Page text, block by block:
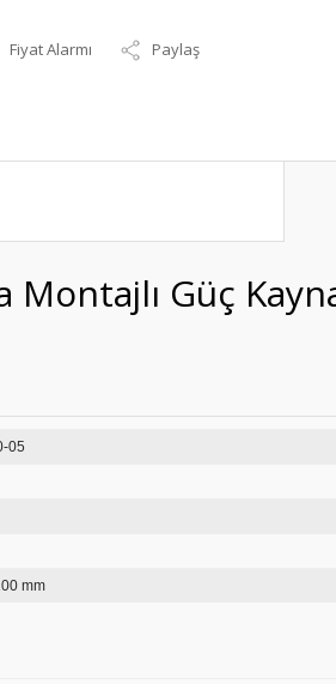
Fiyat Alarmı Paylaş
Montajlı Güç
60-05
mm